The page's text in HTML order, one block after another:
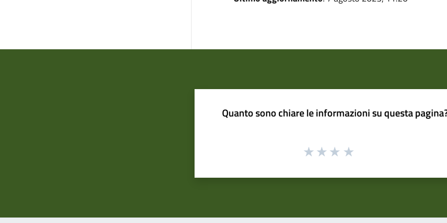
Quanto sono chiare le informazioni su questa